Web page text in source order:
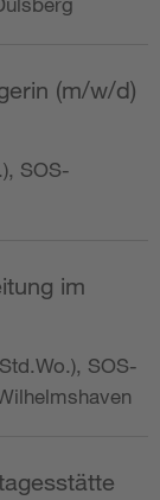
(m/w/d)
SOS-
im
SOS-